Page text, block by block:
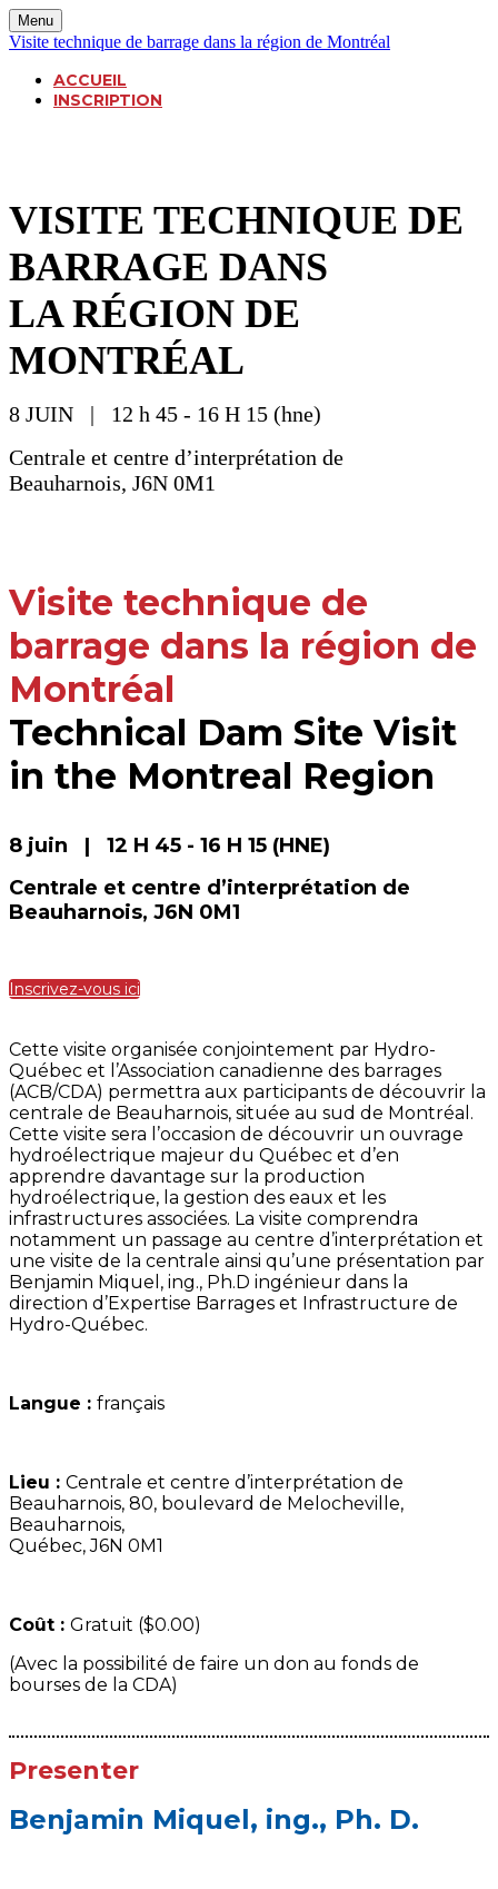
Menu
Visite technique de barrage dans la région de Montréal
ACCUEIL
INSCRIPTION
VISITE TECHNIQUE DE
BARRAGE DANS
LA RÉGION DE
MONTRÉAL
8 JUIN | 12 h 45 - 16 H 15 (hne)
Centrale et centre d’interprétation de
Beauharnois, J6N 0M1
Visite technique de
barrage dans la région de
Montréal
Technical Dam Site Visit
in the Montreal Region
8 juin | 12 H 45 - 16 H 15 (HNE)
Centrale et centre d’interprétation de
Beauharnois, J6N 0M1
Inscrivez-vous ici
Cette visite organisée conjointement par Hydro-
Québec et l’Association canadienne des barrages
(ACB/CDA) permettra aux participants de découvrir la
centrale de Beauharnois, située au sud de Montréal.
Cette visite sera l’occasion de découvrir un ouvrage
hydroélectrique majeur du Québec et d’en
apprendre davantage sur la production
hydroélectrique, la gestion des eaux et les
infrastructures associées. La visite comprendra
notamment un passage au centre d’interprétation et
une visite de la centrale ainsi qu’une présentation par
Benjamin Miquel, ing., Ph.D ingénieur dans la
direction d’Expertise Barrages et Infrastructure de
Hydro-Québec.
Langue : français
Lieu : Centrale et centre d’interprétation de
Beauharnois, 80, boulevard de Melocheville,
Beauharnois,
Québec, J6N 0M1
Coût : Gratuit ($0.00)
(Avec la possibilité de faire un don au fonds de
bourses de la CDA)
Presenter
Benjamin Miquel, ing., Ph. D.